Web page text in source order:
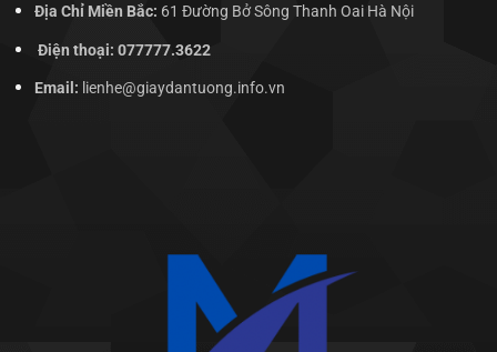
Địa Chỉ Miền Bắc: 61 Đường Bở Sông Thanh Oai Hà Nội
Điện thoại: 077777.3622
Email: lienhe@giaydantuong.info.vn